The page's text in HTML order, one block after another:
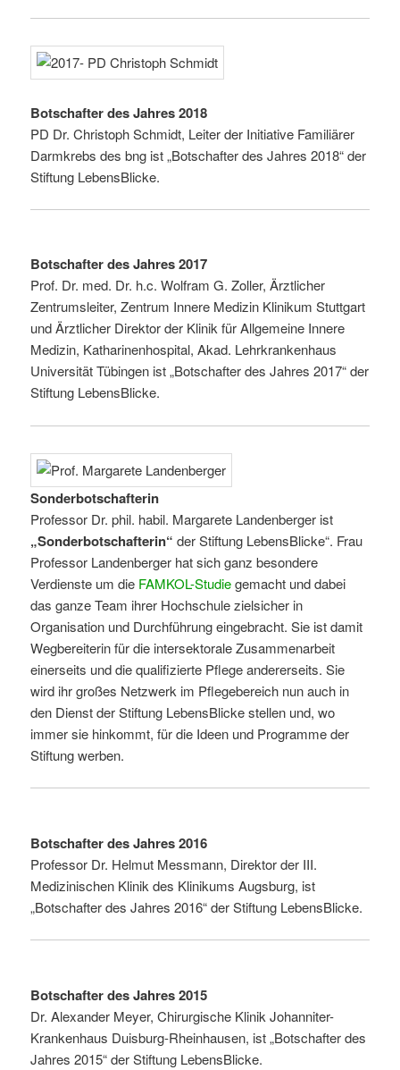
Botschafter des Jahres 2018
PD Dr. Christoph Schmidt, Leiter der Initiative Familiärer
Darmkrebs des bng ist „Botschafter des Jahres 2018“ der
Stiftung LebensBlicke.
Botschafter des Jahres 2017
Prof. Dr. med. Dr. h.c. Wolfram G. Zoller, Ärztlicher
Zentrumsleiter, Zentrum Innere Medizin Klinikum Stuttgart
und Ärztlicher Direktor der Klinik für Allgemeine Innere
Medizin, Katharinenhospital, Akad. Lehrkrankenhaus
Universität Tübingen ist „Botschafter des Jahres 2017“ der
Stiftung LebensBlicke.
Sonderbotschafterin
Professor Dr. phil. habil. Margarete Landenberger ist
„Sonderbotschafterin“der Stiftung LebensBlicke“. Frau
Professor Landenberger hat sich ganz besondere
Verdienste um die FAMKOL-Studiegemacht und dabei
das ganze Team ihrer Hochschule zielsicher in
Organisation und Durchführung eingebracht. Sie ist damit
Wegbereiterin für die intersektorale Zusammenarbeit
einerseits und die qualifizierte Pflege andererseits. Sie
wird ihr großes Netzwerk im Pflegebereich nun auch in
den Dienst der Stiftung LebensBlicke stellen und, wo
immer sie hinkommt, für die Ideen und Programme der
Stiftung werben.
Botschafter des Jahres 2016
Professor Dr. Helmut Messmann, Direktor der III.
Medizinischen Klinik des Klinikums Augsburg, ist
„Botschafter des Jahres 2016“ der Stiftung LebensBlicke.
Botschafter des Jahres 2015
Dr. Alexander Meyer, Chirurgische Klinik Johanniter-
Krankenhaus Duisburg-Rheinhausen, ist „Botschafter des
Jahres 2015“ der Stiftung LebensBlicke.